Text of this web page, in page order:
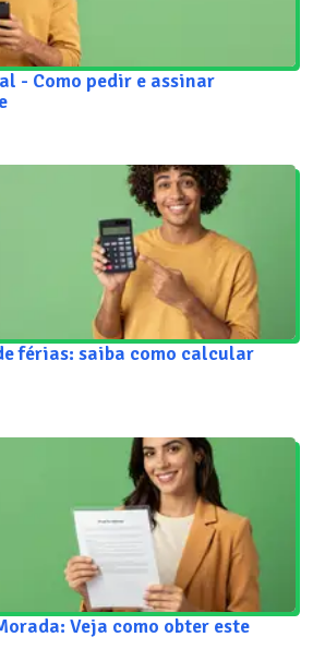
- Como pedir e assinar
férias: saiba como calcular
Veja como obter este